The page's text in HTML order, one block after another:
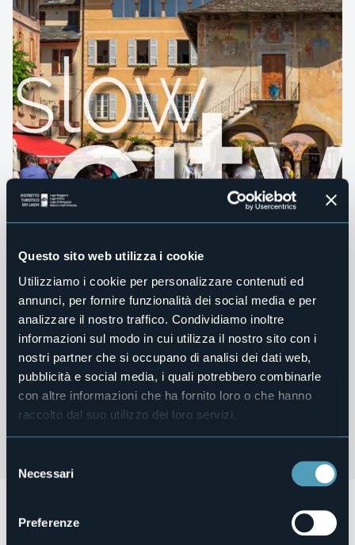
Questo sito web utilizza i cookie
Utilizziamo i cookie per personalizzare contenuti ed
annunci, per fornire funzionalità dei social media e per
analizzare il nostro traffico. Condividiamo inoltre
informazioni sul modo in cui utilizza il nostro sito con i
nostri partner che si occupano di analisi dei dati web,
pubblicità e social media, i quali potrebbero combinarle
con altre informazioni che ha fornito loro o che hanno
raccolto dal suo utilizzo dei loro servizi.
delNecessari
Preferenze
monti dell’alto Piemonte è davvero per tutti: la coppia in
fuga romantica, la famiglia in cerca del perfetto connubio